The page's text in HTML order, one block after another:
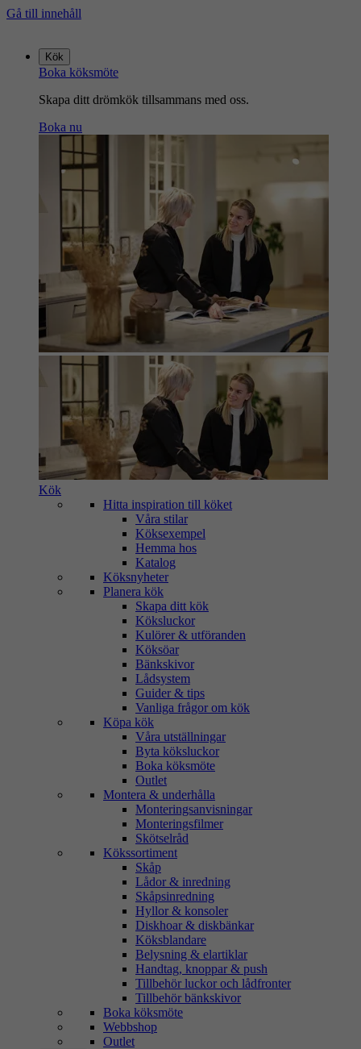
Gå till innehåll
startsidan
Kök
Boka köksmöte
Skapa ditt drömkök tillsammans med oss.
Boka nu
Kök
Hitta inspiration till köket
Våra stilar
Köksexempel
Hemma hos
Katalog
Köksnyheter
Planera kök
Skapa ditt kök
Köksluckor
Kulörer & utföranden
Köksöar
Bänkskivor
Lådsystem
Guider & tips
Vanliga frågor om kök
Köpa kök
Våra utställningar
Byta köksluckor
Boka köksmöte
Outlet
Montera & underhålla
Monteringsanvisningar
Monteringsfilmer
Skötselråd
Kökssortiment
Skåp
Lådor & inredning
Skåpsinredning
Hyllor & konsoler
Diskhoar & diskbänkar
Köksblandare
Belysning & elartiklar
Handtag, knoppar & push
Tillbehör luckor och lådfronter
Tillbehör bänkskivor
Boka köksmöte
Webbshop
Outlet